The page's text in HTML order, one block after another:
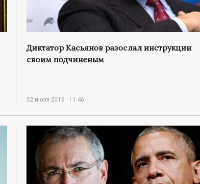
Диктатор Касьянов разослал инструкции
своим подчиненым
02 июля 2016 - 11:46